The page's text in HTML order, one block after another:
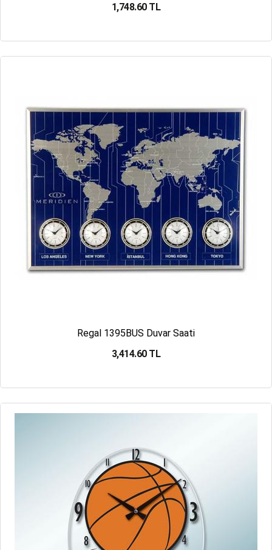
1,748.60 TL
Regal 1395BUS Duvar Saati
3,414.60 TL